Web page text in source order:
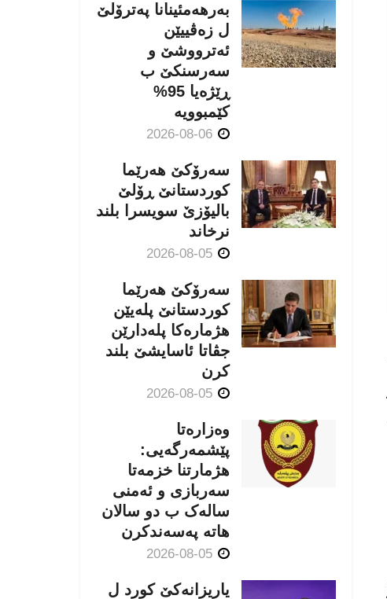
بەرهەمئینانا په‌ترۆلێ
ل زه‌ڤییێن
ئەترووشێ و
سەرسنكێ ب
ڕێژەیا 95%
كێمبوویە
سەرۆکێ هەرێما
کوردستانێ ڕۆلێ
بالیۆزێ سویسرا بلند
نرخاند
سەرۆکێ هەرێما
کوردستانێ پلەیێن
هژمارەكا پلەدارێن
جڤاتا ئاسایشێ بلند
كرن
وەزارەتا
پێشمەرگەیی:
هژمارتنا خزمەتا
سەربازی و ئەمنی
سالەک ب دو سالان
هاتە پەسەندكرن
یاریزانەكێ کورد ل